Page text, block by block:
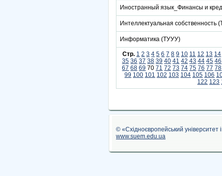
Иностранный язык_Финансы и
Интеллектуальная собственность
Информатика (ТУУУ)
Стр. 1 2 3 4 5 6 7 8 9 10 11 12 13 14
35 36 37 38 39 40 41 42 43 44 45 46
67 68 69 70 71 72 73 74 75 76 77 78
99 100 101 102 103 104 105 106
122 123
© «Східноєвропейський
www.suem.edu.ua